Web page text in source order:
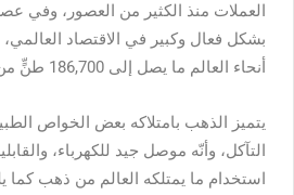
العملات منذ الكثير من العصور، وفي
بشكل فعال وكبير في الاقتصاد
أنحاء العالم ما يصل إلى 186,700 طنٍّ من الذهب الخام.
يتميز الذهب بامتلاكه بعض الخواص
التآكل، وأنّه موصل جيد للكهرباء،
استخدام ما يمتلكه العالم من ذهب كما